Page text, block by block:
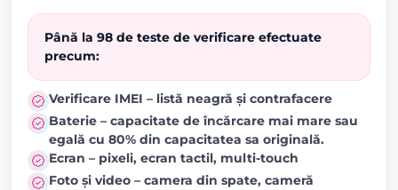
Până la 98 de teste de verificare efectuate
precum:
Verificare IMEI – listă neagră și contrafacere
Baterie – capacitate de încărcare mai mare sau
egală cu 80% din capacitatea sa originală.
Ecran – pixeli, ecran tactil, multi-touch
Foto și video – camera din spate, cameră